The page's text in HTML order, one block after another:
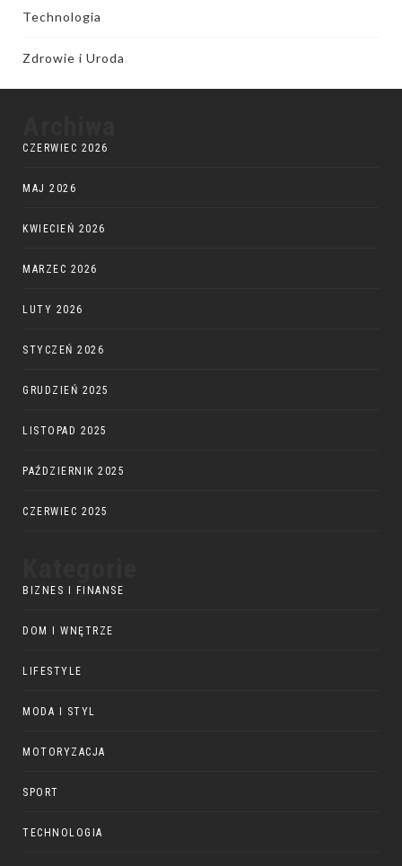
Technologia
Zdrowie i Uroda
CZERWIEC 2026
MAJ 2026
KWIECIEŃ 2026
MARZEC 2026
LUTY 2026
STYCZEŃ 2026
GRUDZIEŃ 2025
LISTOPAD 2025
PAŹDZIERNIK 2025
CZERWIEC 2025
BIZNES I FINANSE
DOM I WNĘTRZE
LIFESTYLE
MODA I STYL
MOTORYZACJA
SPORT
TECHNOLOGIA